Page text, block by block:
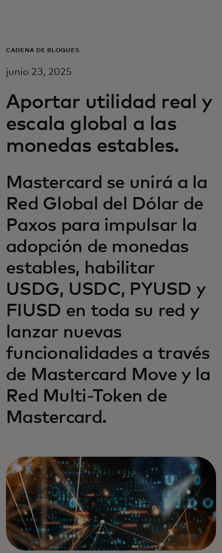
Para empresas
Para innovadores
Noticias y tendencias
CADENA DE BLOQUES
junio 23, 2025
Aportar utilidad real y
escala global a las
monedas estables.
Mastercard se unirá a la
Red Global del Dólar de
Paxos para impulsar la
adopción de monedas
estables, habilitar
USDG, USDC, PYUSD y
FIUSD en toda su red y
lanzar nuevas
funcionalidades a través
de Mastercard Move y la
Red Multi-Token de
Mastercard.